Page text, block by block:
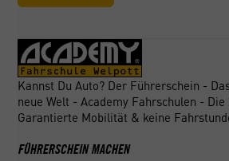
Kannst Du Auto? Der Führerschein -
neue Welt - Academy Fahrschulen -
Garantierte Mobilität & keine
FÜHRERSCHEIN MACHEN